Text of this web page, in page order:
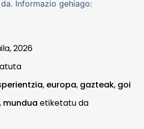
Informazio gehiago:
2026
, europa, gazteak, goi
, mundua etiketatu da